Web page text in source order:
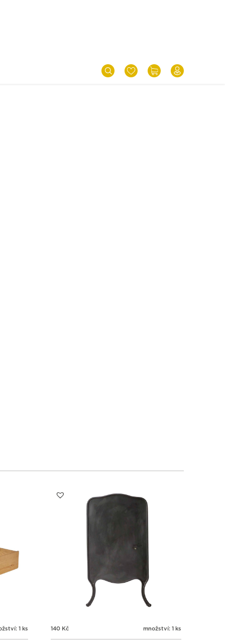
1 ks 140 Kč množství: 1 ks